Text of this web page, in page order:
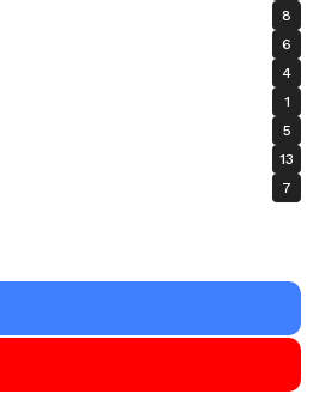
8
6
4
1
5
13
7